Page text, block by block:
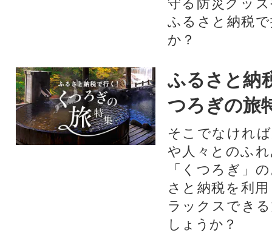
守る防災グッ
ふるさと納税
か？
ふるさと納
つろぎの旅
そこでなけれ
や人々とのふ
「くつろぎ」
さと納税を利
ラックスでき
しょうか？